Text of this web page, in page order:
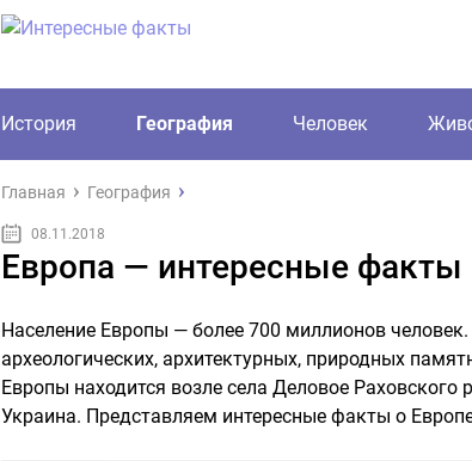
История География Человек
Главная География
08.11.2018
Европа — интересные факты
Население Европы — более 700 миллионов человек.
археологических, архитектурных, природных
Европы находится возле села Деловое Раховского
Украина. Представляем интересные факты о